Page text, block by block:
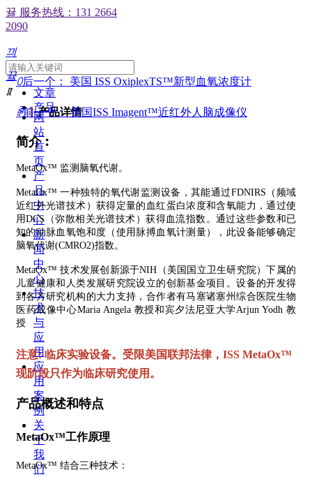
뀰 服务热线：131 2664
2090
끠
文章
产品
끀
ꁲ
网
站
首
页
产
品
中
心
新
闻
中
心
技
术
与
应
用
应
用
案
例
关
于
我
们
ꄲ后一个： 美国 ISS OxiplexTS™新型血氧浓度计
▏产品详情
ꄴ前一个： 美国ISS Imagent™近红外人脑成像仪
简介︰
MetaOx™ 监测脑氧代谢。
MetaOx™ 一种独特的氧代谢监测设备，其能通过FDNIRS（频域
近红外光谱技术）获得定量的血红蛋白浓度和含氧能力，通过使
用DCS（弥散相关光谱技术）获得血流指数。通过这些参数和已
知的动脉血氧饱和度（使用脉搏血氧计测量），此设备能够确定
脑氧代谢(CMRO2)指数。
MetaOx™ 技术发展创新源于NIH（美国国立卫生研究院）下属的
儿童健康和人类发展研究院设立的创新基金项目。设备的开发得
到各方研究机构的大力支持，合作者有马塞诸塞州综合医院生物
医药成像中心Maria Angela 教授和宾夕法尼亚大学Arjun Yodh 教
授
注意: 临床实验设备。受限美国联邦法律，ISS MetaOx™
现阶段只作为临床研究使用。
产品概述和特点
MetaOx™工作原理
MetaOx™ 结合三种技术：